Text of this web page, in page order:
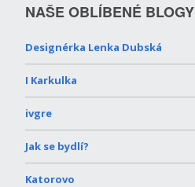
NAŠE OBLÍBENÉ BLOGY
Designérka Lenka Dubská
I Karkulka
ivgre
Jak se bydlí?
Katorovo